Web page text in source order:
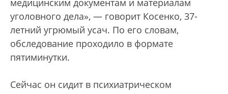
медицинским документам и материалам
уголовного дела», — говорит Косенко, 37-
летний угрюмый усач. По его словам,
обследование проходило в формате
пятиминутки.
Сейчас он сидит в психиатрическом